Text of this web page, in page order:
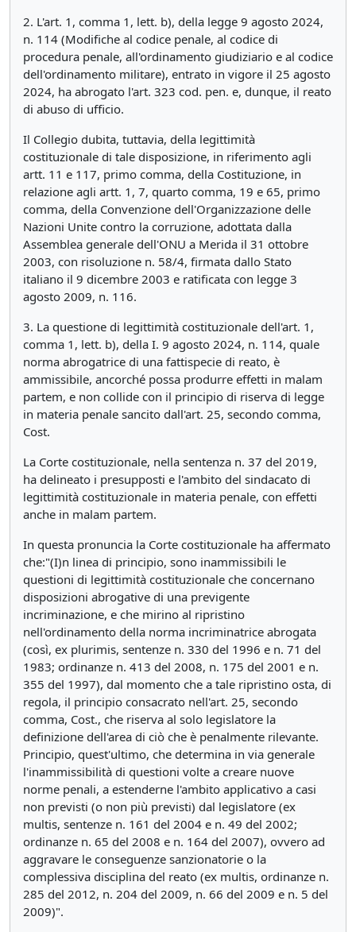
2. L'art. 1, comma 1, lett. b), della legge 9 agosto 2024,
n. 114 (Modifiche al codice penale, al codice di
procedura penale, all'ordinamento giudiziario e al codice
dell'ordinamento militare), entrato in vigore il 25 agosto
2024, ha abrogato l'art. 323 cod. pen. e, dunque, il reato
di abuso di ufficio.
Il Collegio dubita, tuttavia, della legittimità
costituzionale di tale disposizione, in riferimento agli
artt. 11 e 117, primo comma, della Costituzione, in
relazione agli artt. 1, 7, quarto comma, 19 e 65, primo
comma, della Convenzione dell'Organizzazione delle
Nazioni Unite contro la corruzione, adottata dalla
Assemblea generale dell'ONU a Merida il 31 ottobre
2003, con risoluzione n. 58/4, firmata dallo Stato
italiano il 9 dicembre 2003 e ratificata con legge 3
agosto 2009, n. 116.
3. La questione di legittimità costituzionale dell'art. 1,
comma 1, lett. b), della I. 9 agosto 2024, n. 114, quale
norma abrogatrice di una fattispecie di reato, è
ammissibile, ancorché possa produrre effetti in malam
partem, e non collide con il principio di riserva di legge
in materia penale sancito dall'art. 25, secondo comma,
Cost.
La Corte costituzionale, nella sentenza n. 37 del 2019,
ha delineato i presupposti e l'ambito del sindacato di
legittimità costituzionale in materia penale, con effetti
anche in malam partem.
In questa pronuncia la Corte costituzionale ha affermato
che:"(I)n linea di principio, sono inammissibili le
questioni di legittimità costituzionale che concernano
disposizioni abrogative di una previgente
incriminazione, e che mirino al ripristino
nell'ordinamento della norma incriminatrice abrogata
(così, ex plurimis, sentenze n. 330 del 1996 e n. 71 del
1983; ordinanze n. 413 del 2008, n. 175 del 2001 e n.
355 del 1997), dal momento che a tale ripristino osta, di
regola, il principio consacrato nell'art. 25, secondo
comma, Cost., che riserva al solo legislatore la
definizione dell'area di ciò che è penalmente rilevante.
Principio, quest'ultimo, che determina in via generale
l'inammissibilità di questioni volte a creare nuove
norme penali, a estenderne l'ambito applicativo a casi
non previsti (o non più previsti) dal legislatore (ex
multis, sentenze n. 161 del 2004 e n. 49 del 2002;
ordinanze n. 65 del 2008 e n. 164 del 2007), ovvero ad
aggravare le conseguenze sanzionatorie o la
complessiva disciplina del reato (ex multis, ordinanze n.
285 del 2012, n. 204 del 2009, n. 66 del 2009 e n. 5 del
2009)".